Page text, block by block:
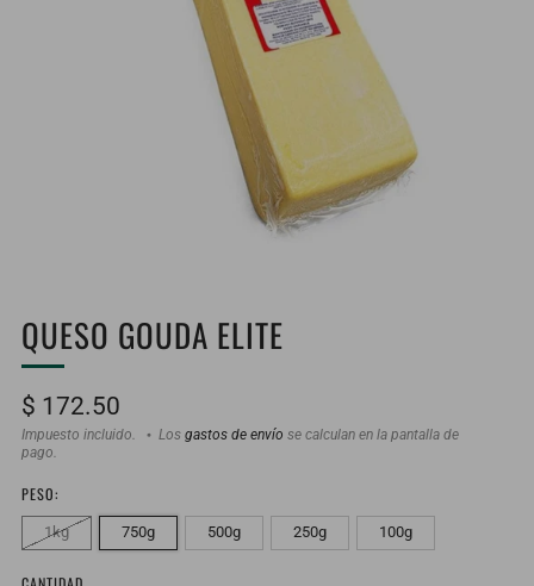
QUESO GOUDA ELITE
Precio
habitual
$ 172.50
Impuesto incluido. Los gastos de envío se calculan en la pantalla de
pago.
PESO:
1kg 750g 500g 250g 100g